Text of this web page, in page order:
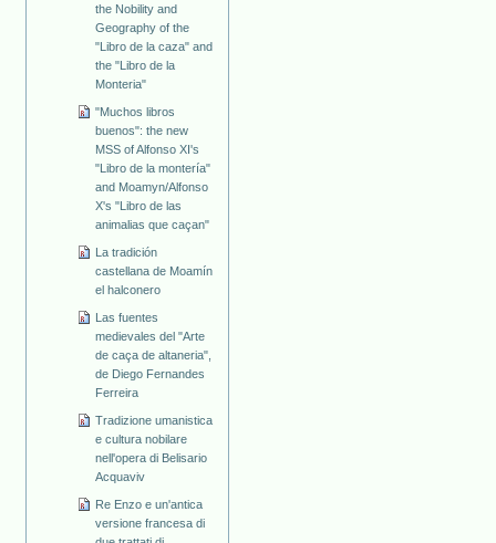
the Nobility and
Geography of the
"Libro de la caza" and
the "Libro de la
Monteria"
"Muchos libros
buenos": the new
MSS of Alfonso XI's
"Libro de la montería"
and Moamyn/Alfonso
X's "Libro de las
animalias que caçan"
La tradición
castellana de Moamín
el halconero
Las fuentes
medievales del "Arte
de caça de altaneria",
de Diego Fernandes
Ferreira
Tradizione umanistica
e cultura nobilare
nell'opera di Belisario
Acquaviv
Re Enzo e un'antica
versione francesa di